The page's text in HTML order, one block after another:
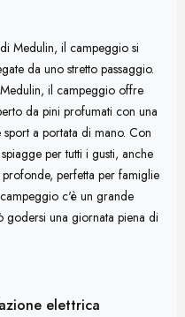
Medulin, il campeggio si
da uno stretto passaggio.
il campeggio offre
da pini profumati con una
a portata di mano. Con
per tutti i gusti, anche
perfetta per famiglie
c'è un grande
godersi una giornata piena di
elettrica